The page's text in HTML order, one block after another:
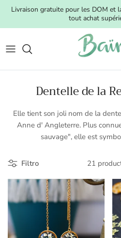
Ir al contenido
Livraison gratuite pour les DOM et
tout achat
Dentelle de la
Elle tient son joli nom de la
Anne d' Angleterre. Plus
sauvage", elle est
Filtro 21